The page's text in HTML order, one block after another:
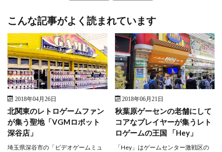
こんな記事がよく読まれています
2018年04月26日
北関東のレトロゲームファン
が集う聖地「VGMロボット
深谷店」
埼玉県深谷市の「ビデオゲームミュ
2018年06月21日
秋葉原ゲーセンの老舗にして
コアなプレイヤーが集うレト
ロゲームの王国 「Hey」
「Hey」はゲームセンター激戦区の